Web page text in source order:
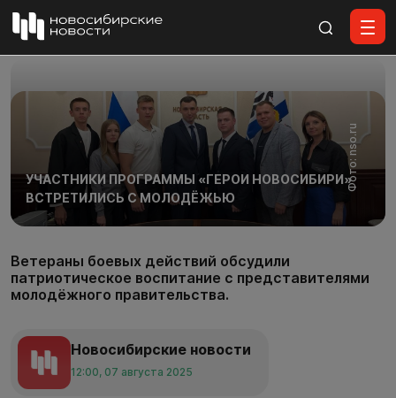
Фото: nso.ru
УЧАСТНИКИ ПРОГРАММЫ «ГЕРОИ НОВОСИБИРИ»
ВСТРЕТИЛИСЬ С МОЛОДЁЖЬЮ
Ветераны боевых действий обсудили
патриотическое воспитание с представителями
молодёжного правительства.
Новосибирские новости
12:00, 07 августа 2025